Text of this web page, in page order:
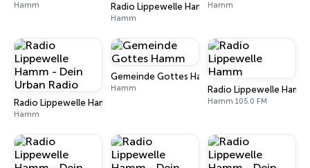
Hamm Radio Lippewelle Hamm - Dein Rock Classic
Hamm
Hamm
Radio Lippewelle Hamm - Dein Urban Radio
Hamm
Gemeinde Gottes Hamm
Hamm Radio Lippewelle Hamm
Hamm 105.0 FM